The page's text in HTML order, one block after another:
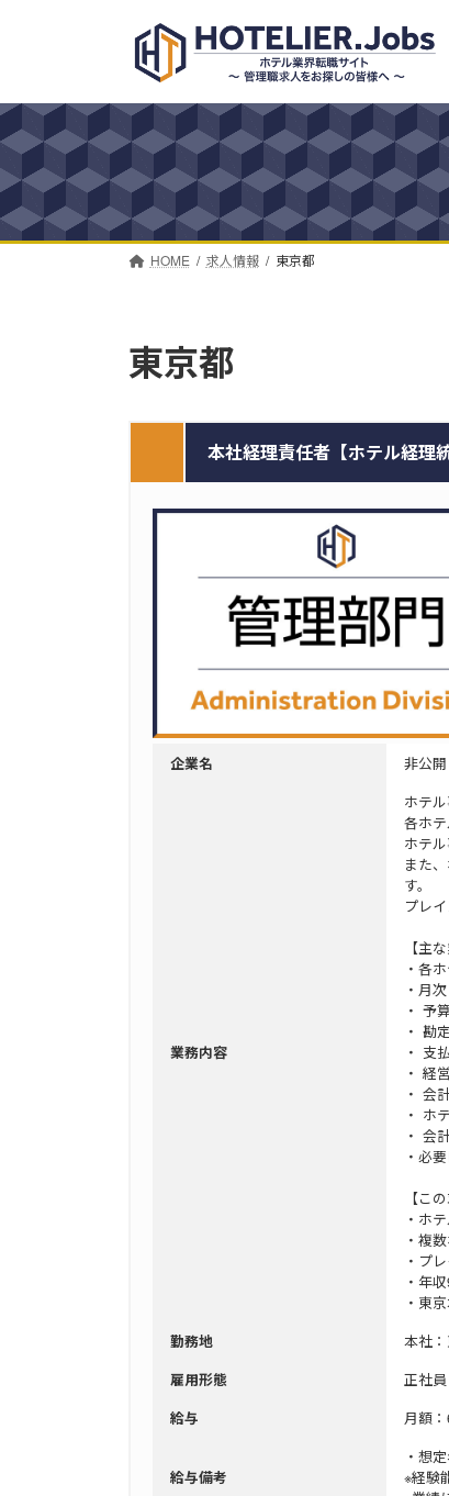
ツ
へ
ス
キ
ッ
プ
シ
ョ
ン
に
移
動
HOME 求人情報 東京都
東京都
本社経理責任者【ホテル経理
企業名 非公
業務内容
ホテ
各ホ
ホテ
また
す。
プレ
【主
・各
・月
・ 予
・ 勘
・ 支
・ 経
・ 会
・ ホ
・ 会
・必
【こ
・ホ
・複
・プ
・年
・東
勤務地 本社
雇用形態 正社員
給与 月額
給与備考
・想
※経験